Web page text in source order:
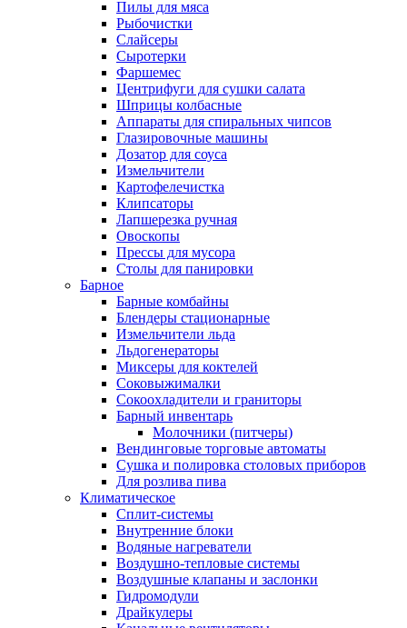
Пилы для мяса
Рыбочистки
Слайсеры
Сыротерки
Фаршемес
Центрифуги для сушки салата
Шприцы колбасные
Аппараты для спиральных чипсов
Глазировочные машины
Дозатор для соуса
Измельчители
Картофелечистка
Клипсаторы
Лапшерезка ручная
Овоскопы
Прессы для мусора
Столы для панировки
Барное
Барные комбайны
Блендеры стационарные
Измельчители льда
Льдогенераторы
Миксеры для коктелей
Соковыжималки
Сокоохладители и граниторы
Барный инвентарь
Молочники (питчеры)
Вендинговые торговые автоматы
Сушка и полировка столовых приборов
Для розлива пива
Климатическое
Сплит-системы
Внутренние блоки
Водяные нагреватели
Воздушно-тепловые системы
Воздушные клапаны и заслонки
Гидромодули
Драйкулеры